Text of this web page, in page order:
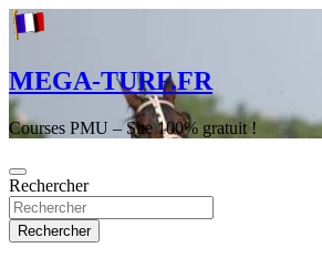
Aller
au
MEGA-TURF.FR
Courses PMU – Site 100% gratuit !
Rechercher
Rechercher